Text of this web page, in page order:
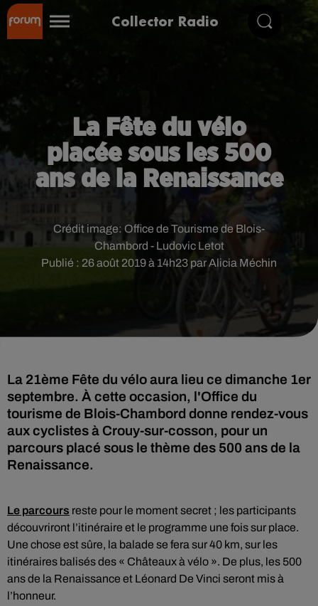
Collector Radio
La Fête du vélo
placée sous les 500
ans de la Renaissance
Publié : 26 août 2019 à 14h23 par Alicia Méchin
Crédit image: Office de Tourisme de Blois-
Chambord - Ludovic Letot
La 21ème Fête du vélo aura lieu ce dimanche 1er
septembre. À cette occasion, l'Office du
tourisme de Blois-Chambord donne rendez-vous
aux cyclistes à Crouy-sur-cosson, pour un
parcours placé sous le thème des 500 ans de la
Renaissance.
Le parcours reste pour le moment secret ; les participants
découvriront l’itinéraire et le programme une fois sur place.
Une chose est sûre, la balade se fera sur 40 km, sur les
itinéraires balisés des « Châteaux à vélo ». De plus, les 500
ans de la Renaissance et Léonard De Vinci seront mis à
l’honneur.